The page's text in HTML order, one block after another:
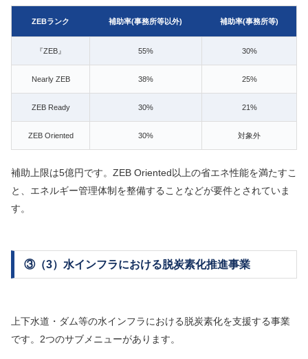
ZEBランク 補助率(事務所等以外) 補助率(事務所等)
『ZEB』 55% 30%
Nearly ZEB 38% 25%
ZEB Ready 30% 21%
ZEB Oriented 30% 対象外
補助上限は5億円です。ZEB Oriented以上の省エネ性能を満たすこ
と、エネルギー管理体制を整備することなどが要件とされていま
す。
③（3）水インフラにおける脱炭素化推進事業
上下水道・ダム等の水インフラにおける脱炭素化を支援する事業
です。2つのサブメニューがあります。